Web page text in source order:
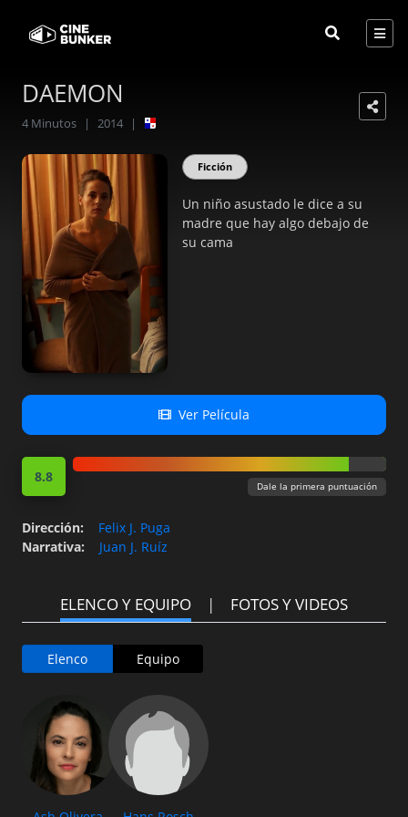
DAEMON
4 Minutos | 2014 |
Ficción
Un niño asustado le dice a su
madre que hay algo debajo de
su cama
Ver Película
8.8
Dale la primera puntuación
Dirección:
Felix J. Puga
Narrativa: Juan J. Ruíz
ELENCO Y EQUIPO FOTOS Y VIDEOS
Elenco Equipo